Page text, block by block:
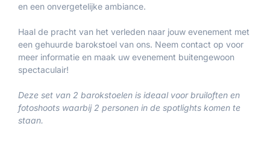
en een onvergetelijke ambiance.
Haal de pracht van het verleden naar jouw evenement met
een gehuurde barokstoel van ons. Neem contact op voor
meer informatie en maak uw evenement buitengewoon
spectaculair!
Deze set van 2 barokstoelen is ideaal voor bruiloften en
fotoshoots waarbij 2 personen in de spotlights komen te
staan.